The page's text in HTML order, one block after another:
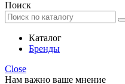
Поиск
Каталог
Бренды
Close
Нам важно ваше мнение